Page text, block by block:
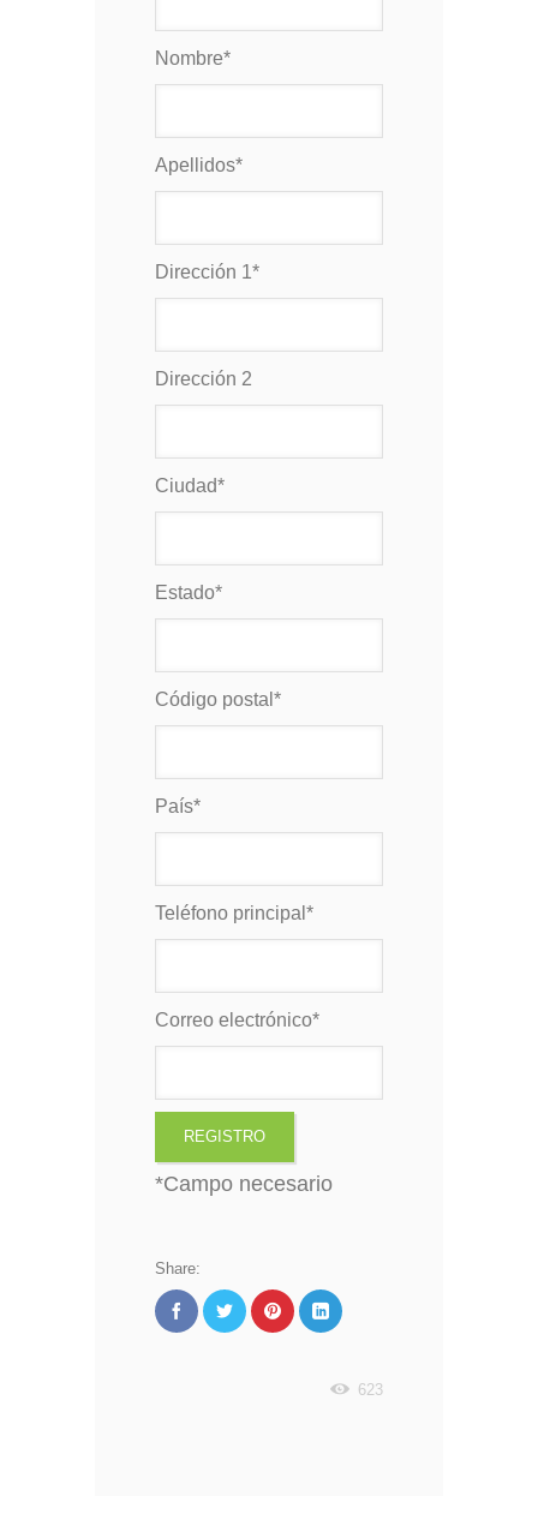
Nombre*
Apellidos*
Dirección 1*
Dirección 2
Ciudad*
Estado*
Código postal *
País*
Teléfono principal *
Correo electrónico*
*Campo necesario
Share:
623